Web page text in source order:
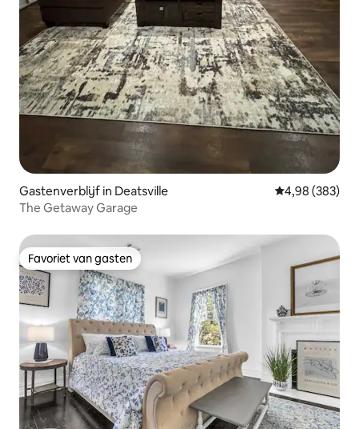
Gastenverblijf in Deatsville Gemiddelde
4,98 (383)
The Getaway Garage
Favoriet van gasten
Favoriet van gasten